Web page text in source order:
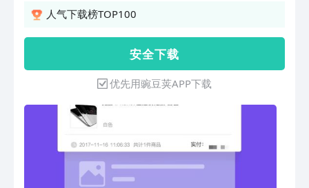
员角色注册管理货：店铺排名、商品、库
员工绩效管理等几大店铺管理核心模块。
向小B商户提供更快捷，更科学便利的店
铺管理工具，让您轻松挣钱，省心做老
板。
人气下载榜TOP100
安 全 下 载
优先用豌豆荚APP下载